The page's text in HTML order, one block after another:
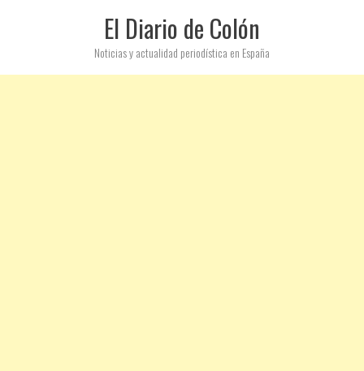
El Diario de Colón
Noticias y actualidad periodística en España